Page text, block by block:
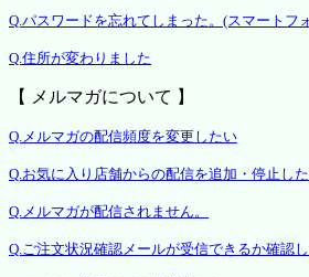
Q.パスワードを忘れてしまった。(スマートフ
Q.住所が変わりました
【 メルマガについて 】
Q.メルマガの配信頻度を変更したい
Q.お気に入り店舗からの配信を追加・停止し
Q.メルマガが配信されません。
Q.ご注文状況確認メールが受信できるか確認し